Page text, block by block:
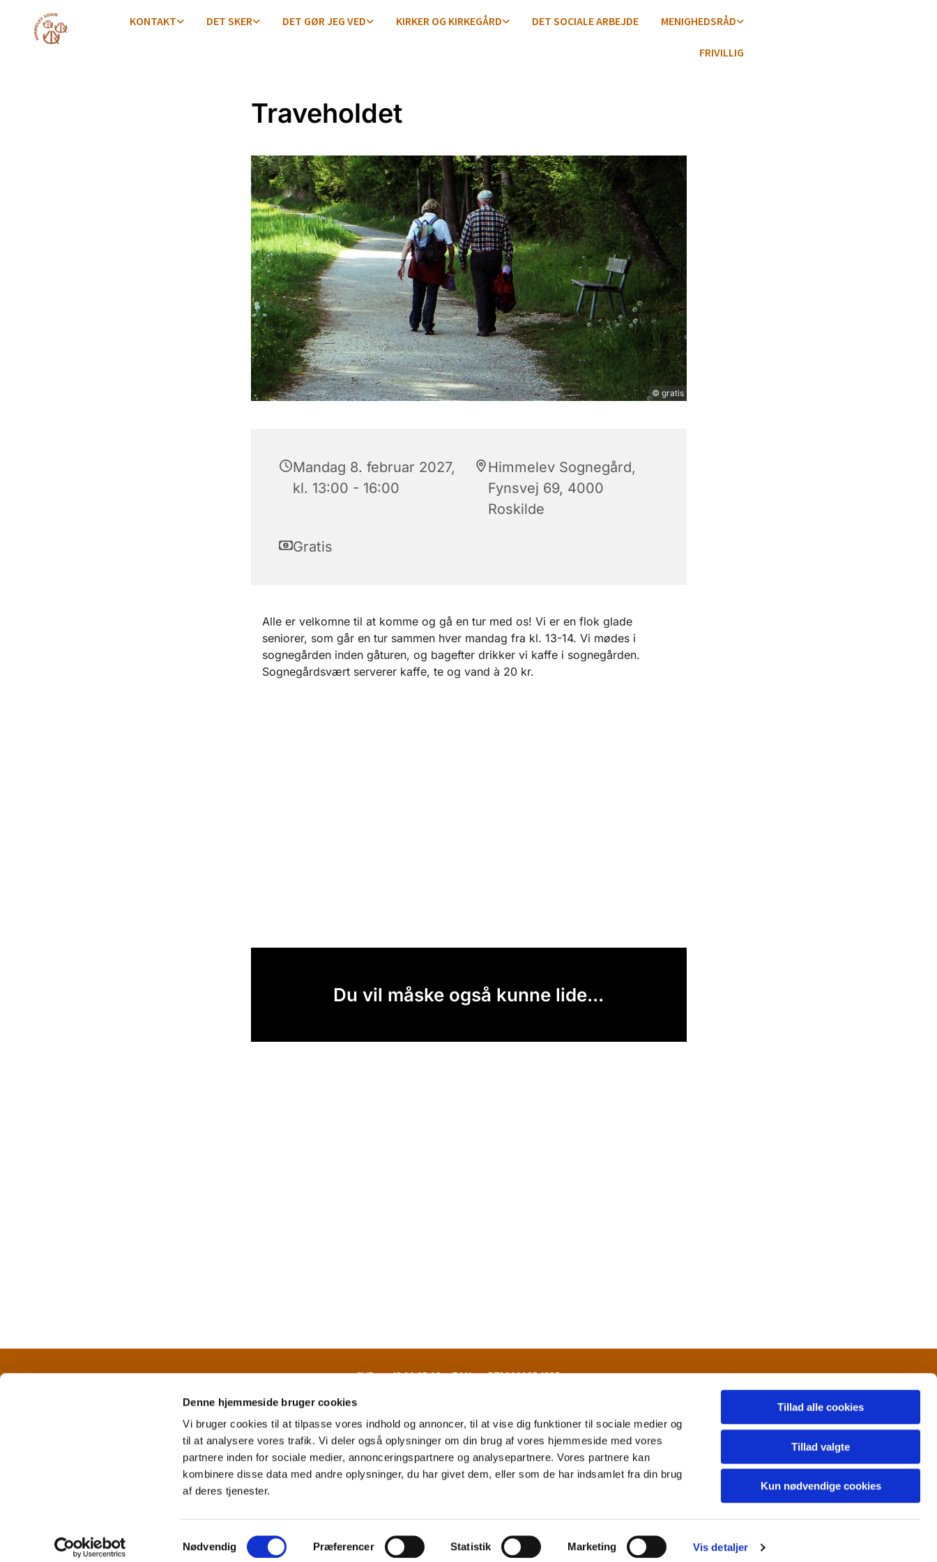
Denne hjemmeside bruger cookies
Vi bruger cookies til at tilpasse vores indhold og annoncer, til at vise dig funktioner til sociale medier og
til at analysere vores trafik. Vi deler også oplysninger om din brug af vores hjemmeside med vores
partnere inden for sociale medier, annonceringspartnere og analysepartnere. Vores partnere kan
kombinere disse data med andre oplysninger, du har givet dem, eller som de har indsamlet fra din brug
af deres tjenester.
a
Nødvendig Præferencer Statistik Marketing Vis detaljer
Tillad alle cookies
Tillad valgte
Kun nødvendige cookies
KONTAKT DET SKER DET GØR JEG VED KIRKER OG KIRKEGÅRD DET SOCIALE ARBEJDE MENIGHEDSRÅD
FRIVILLIG
Traveholdet
© gratis
Mandag 8. februar 2027,
kl. 13:00 - 16:00
Himmelev Sognegård,
Fynsvej 69, 4000
Roskilde
Gratis
Alle er velkomne til at komme og gå en tur med os! Vi er en flok glade
seniorer, som går en tur sammen hver mandag fra kl. 13-14. Vi mødes i
sognegården inden gåturen, og bagefter drikker vi kaffe i sognegården.
Sognegårdsvært serverer kaffe, te og vand à 20 kr.
Du vil måske også kunne lide...
CVR nr. 42 11 25 18 - EAN nr. 5798000854895
Tilgængelighedserklæring